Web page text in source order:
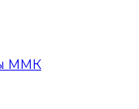
ММК